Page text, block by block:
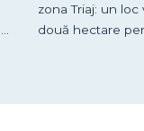
zona Triaj: un
două hectare